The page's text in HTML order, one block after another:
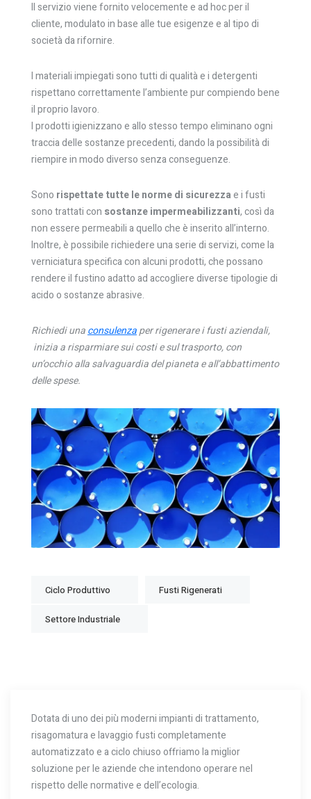
Il servizio viene fornito velocemente e ad hoc per il
cliente, modulato in base alle tue esigenze e al tipo di
società da rifornire.
I materiali impiegati sono tutti di qualità e i detergenti
rispettano correttamente l’ambiente pur compiendo bene
il proprio lavoro.
I prodotti igienizzano e allo stesso tempo eliminano ogni
traccia delle sostanze precedenti, dando la possibilità di
riempire in modo diverso senza conseguenze.
Sono rispettate tutte le norme di sicurezzae i fusti
sono trattati con sostanze impermeabilizzanti, così da
non essere permeabili a quello che è inserito all’interno.
Inoltre, è possibile richiedere una serie di servizi, come la
verniciatura specifica con alcuni prodotti, che possano
rendere il fustino adatto ad accogliere diverse tipologie di
acido o sostanze abrasive.
Richiedi unaconsulenzaper rigenerare i fusti aziendali,
inizia a risparmiare sui costi e sul trasporto, con
un’occhio alla salvaguardia del pianeta e all’abbattimento
delle spese.
Ciclo Produttivo Fusti Rigenerati
Settore Industriale
Dotata di uno dei più moderni impianti di trattamento,
risagomatura e lavaggio fusti completamente
automatizzato e a ciclo chiuso offriamo la miglior
soluzione per le aziende che intendono operare nel
rispetto delle normative e dell’ecologia.